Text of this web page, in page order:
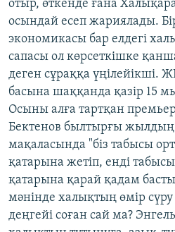
отыр, өткенде ғана
осындай есеп жариялады.
экономикасы бар елдегі
сапасы ол көрсеткішке
деген сұраққа үңілейікші.
басына шаққанда қазір 15
Осыны алға тартқан
Бектенов былтырғы
мақаласында "біз табысы
қатарына жетіп, енді
қатарына қарай қадам
мәнінде халықтың өмір
деңгейі соған сай ма?